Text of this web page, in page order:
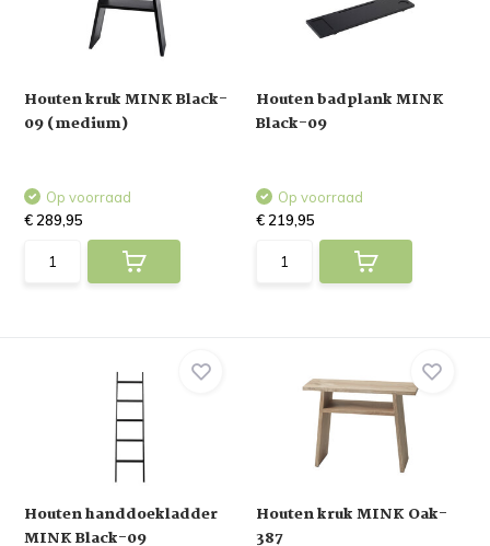
Houten kruk MINK Black-
09 (medium)
Op voorraad
€ 289,95
Houten badplank MINK
Black-09
Op voorraad
€ 219,95
Houten handdoekladder
MINK Black-09
Houten kruk MINK Oak-
387